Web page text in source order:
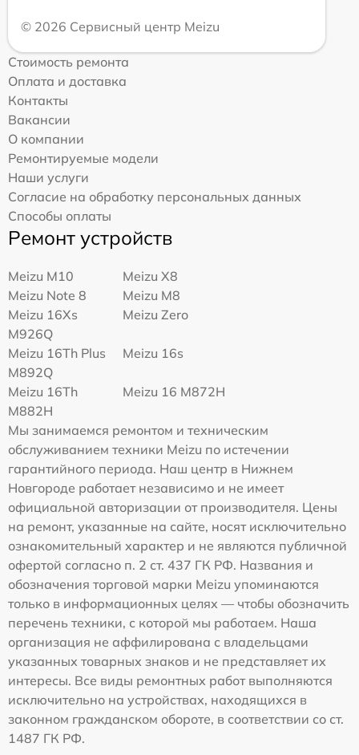
© 2026 Сервисный центр Meizu
Стоимость ремонта
Оплата и доставка
Контакты
Вакансии
О компании
Ремонтируемые модели
Наши услуги
Согласие на обработку персональных данных
Способы оплаты
Ремонт устройств
Meizu M10
Meizu X8
Meizu Note 8
Meizu M8
Meizu 16Xs
M926Q
Meizu Zero
Meizu 16Th Plus
M892Q
Meizu 16s
Meizu 16Th
M882H
Meizu 16 M872H
Мы занимаемся ремонтом и техническим
обслуживанием техники Meizu по истечении
гарантийного периода. Наш центр в Нижнем
Новгороде работает независимо и не имеет
официальной авторизации от производителя. Цены
на ремонт, указанные на сайте, носят исключительно
ознакомительный характер и не являются публичной
офертой согласно п. 2 ст. 437 ГК РФ. Названия и
обозначения торговой марки Meizu упоминаются
только в информационных целях — чтобы обозначить
перечень техники, с которой мы работаем. Наша
организация не аффилирована с владельцами
указанных товарных знаков и не представляет их
интересы. Все виды ремонтных работ выполняются
исключительно на устройствах, находящихся в
законном гражданском обороте, в соответствии со ст.
1487 ГК РФ.